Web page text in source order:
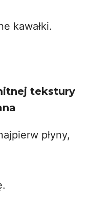
kawałki.
tekstury
płyny,